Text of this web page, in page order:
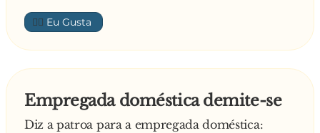
👍🏼
Empregada doméstica demite-se
Diz a patroa para a empregada doméstica: